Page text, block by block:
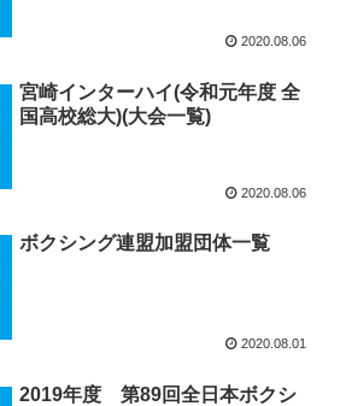
2020.08.06
宮崎インターハイ(令和元年度 全
国高校総大)(大会一覧)
2020.08.06
ボクシング連盟加盟団体一覧
2020.08.01
2019年度 第89回全日本ボクシ